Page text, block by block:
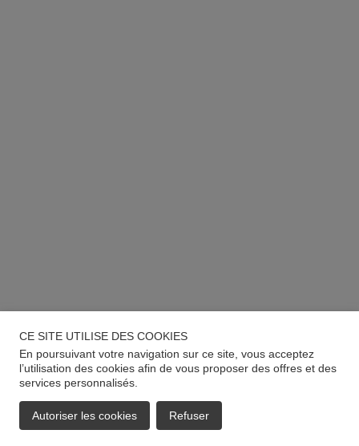
CE SITE UTILISE DES COOKIES
En poursuivant votre navigation sur ce site, vous acceptez
l’utilisation des cookies afin de vous proposer des offres et des
services personnalisés.
Autoriser les cookies Refuser